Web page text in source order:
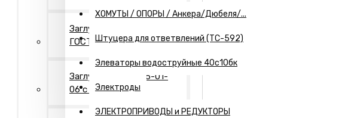
ХОМУТЫ / ОПОРЫ / Анкера/Дюбеля/...
Штуцера для ответвлений (ТС-592)
Элеваторы водоструйные 40с10бк
Электроды
ЭЛЕКТРОПРИВОДЫ и РЕДУКТОРЫ
Заглушки Исп.- 2"П"
ГОСТ 17379
Заглушки Т-ММ-25-01-
06 с рукояткой